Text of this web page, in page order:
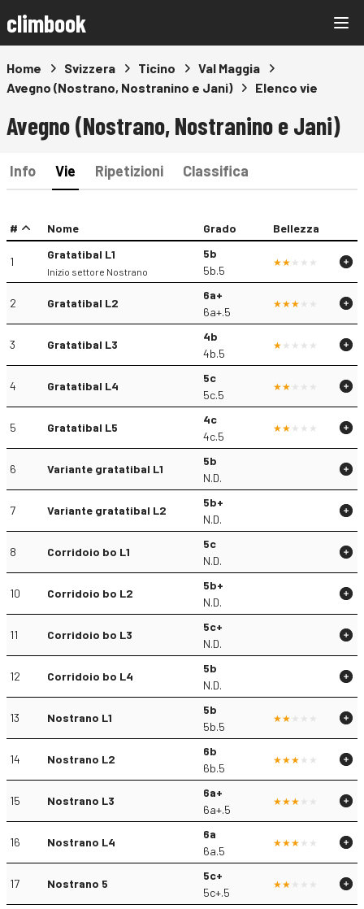
climbook
Home Svizzera Ticino
Val Maggia
Avegno (Nostrano, Nostranino e Jani)
Elenco vie
Avegno (Nostrano, Nostranino e Jani)
Info Vie Ripetizioni Classifica
# Nome Grado Bellezza
1
Gratatibal L1
Inizio settore Nostrano
5b
5b.5
2 Gratatibal L2
6a+
6a+.5
3 Gratatibal L3
4b
4b.5
4 Gratatibal L4
5c
5c.5
5 Gratatibal L5
4c
4c.5
6 Variante gratatibal L1
5b
N.D.
7 Variante gratatibal L2
5b+
N.D.
8 Corridoio bo L1
5c
N.D.
10 Corridoio bo L2
5b+
N.D.
11 Corridoio bo L3
5c+
N.D.
12 Corridoio bo L4
5b
N.D.
13 Nostrano L1
5b
5b.5
14 Nostrano L2
6b
6b.5
15 Nostrano L3
6a+
6a+.5
16 Nostrano L4
6a
6a.5
17 Nostrano 5
5c+
5c+.5